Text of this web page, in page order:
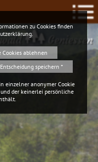
Geniessen
zu Cookies finden
Cookies ablehnen
speichern *
einzelner anonymer Cookie
der keinerlei persönliche